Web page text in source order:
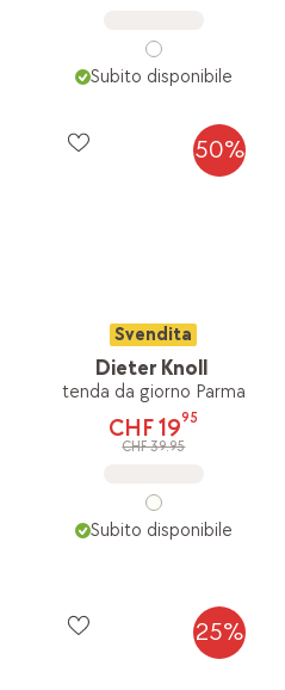
Subito disponibile
50%
Svendita
Dieter Knoll
tenda da giorno Parma
CHF 1995
CHF 39.95
Subito disponibile
25%